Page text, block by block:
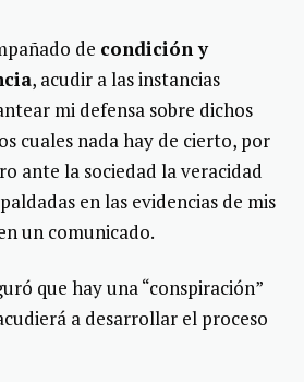
de condición y
, acudir a las instancias
mi defensa sobre dichos
cuales nada hay de cierto, por
ante la sociedad la veracidad
en las evidencias de mis
un comunicado.
que hay una “conspiración”
a desarrollar el proceso